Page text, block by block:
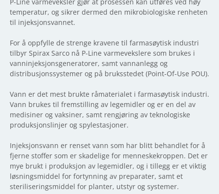
temperatur, og sikrer dermed den mikrobiologiske renheten
til injeksjonsvannet.
For å oppfylle de strenge kravene til farmasøytisk industri
tilbyr Spirax Sarco nå P-Line varmevekslere som brukes i
vanninjeksjonsgeneratorer, samt vannanlegg og
distribusjonssystemer og på bruksstedet (Point-Of-Use POU).
Vann er det mest brukte råmaterialet i farmasøytisk industri.
Vann brukes til fremstilling av legemidler og er en del av
medisiner og vaksiner, samt rengjøring av teknologiske
produksjonslinjer og spylestasjoner.
Injeksjonsvann er renset vann som har blitt behandlet for å
fjerne stoffer som er skadelige for menneskekroppen. Det er
mye brukt i produksjon av legemidler, og i tillegg er et viktig
løsningsmiddel for fortynning av preparater, samt et
steriliseringsmiddel for planter, utstyr og systemer.